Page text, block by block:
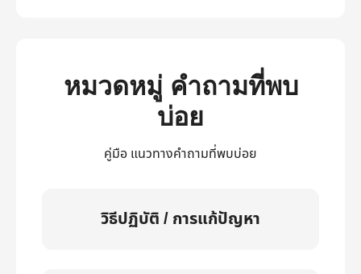
หมวดหมู่ คำถามที่พบ
บ่อย
คู่มือ แนวทางคำถามที่พบบ่อย
วิธีปฏิบัติ / การแก้ปัญหา